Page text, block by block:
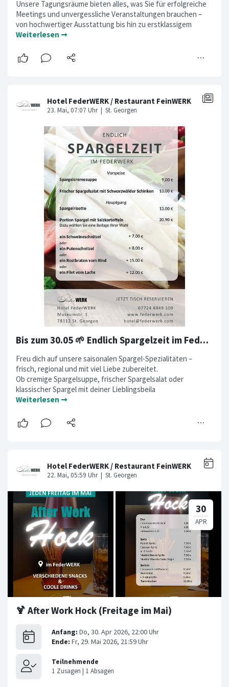
Unsere Tagungsräume bieten alles, was Sie für erfolgreiche
Meetings und unvergessliche Veranstaltungen brauchen –
von hochwertiger Ausstattung bis hin zu erstklassigem
Weiterlesen ➞
Bis zum 30.05 🌱 Endlich Spargelzeit im FederWERK! 🌱
Freu dich auf unsere saisonalen Spargel-Spezialitäten –
frisch, regional und mit viel Liebe zubereitet.
Ob cremige Spargelsuppe, frischer Spargelsalat oder
klassischer Spargel mit deiner Lieblingsbeila
Weiterlesen ➞
🍹 After Work Hock (Freitage im Mai)